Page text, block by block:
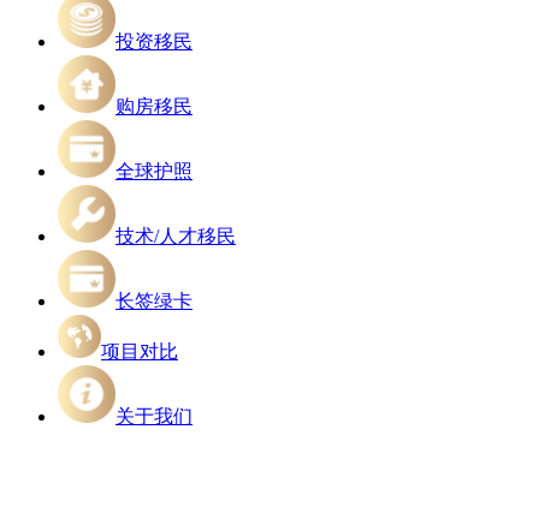
投资移民
购房移民
全球护照
技术/人才移民
长签绿卡
项目对比
关于我们